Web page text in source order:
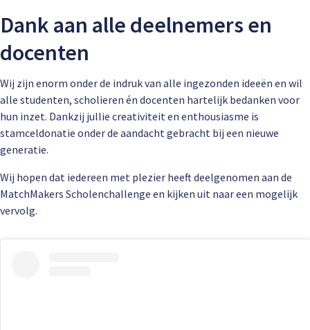
Dank aan alle deelnemers en
docenten
Wij zijn enorm onder de indruk van alle ingezonden ideeën en wil
alle studenten, scholieren én docenten hartelijk bedanken voor
hun inzet. Dankzij jullie creativiteit en enthousiasme is
stamceldonatie onder de aandacht gebracht bij een nieuwe
generatie.
Wij hopen dat iedereen met plezier heeft deelgenomen aan de
MatchMakers Scholenchallenge en kijken uit naar een mogelijk
vervolg.